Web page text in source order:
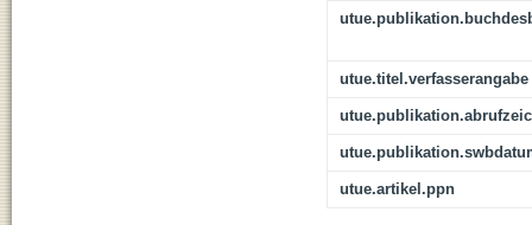
utue.titel.verfasserangabe
utue.artikel.ppn